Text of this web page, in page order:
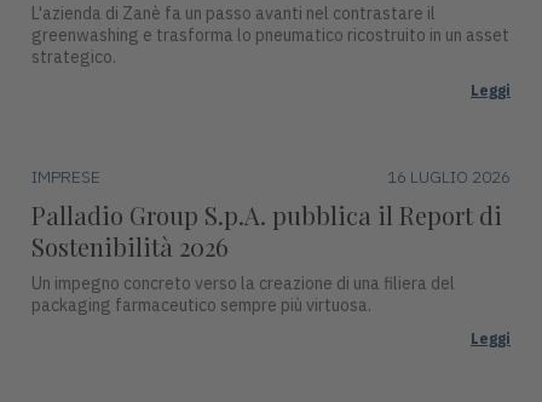
L'azienda di Zanè fa un passo avanti nel contrastare il
greenwashing e trasforma lo pneumatico ricostruito in un asset
strategico.
Leggi
IMPRESE 16 LUGLIO 2026
Palladio Group S.p.A. pubblica il Report di
Sostenibilità 2026
Un impegno concreto verso la creazione di una filiera del
packaging farmaceutico sempre più virtuosa.
Leggi